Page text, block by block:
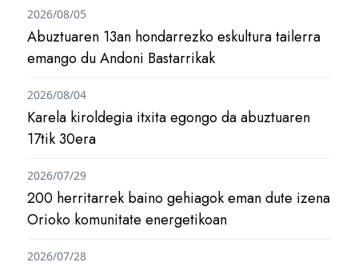
Abuztuaren 13an hondarrezko eskultura tailerra
emango du Andoni Bastarrikak
2026/08/05
Karela kiroldegia itxita egongo da abuztuaren
17tik 30era
2026/08/04
200 herritarrek baino gehiagok eman dute izena
Orioko komunitate energetikoan
2026/07/29
2026/07/28